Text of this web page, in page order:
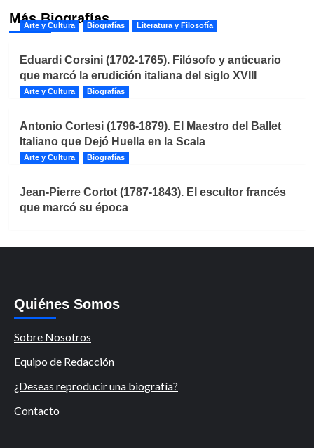
Más Biografías
Arte y Cultura Biografías Literatura y Filosofía
Eduardi Corsini (1702-1765). Filósofo y anticuario
que marcó la erudición italiana del siglo XVIII
Arte y Cultura Biografías
Antonio Cortesi (1796-1879). El Maestro del Ballet
Italiano que Dejó Huella en la Scala
Arte y Cultura Biografías
Jean-Pierre Cortot (1787-1843). El escultor francés
que marcó su época
Quiénes Somos
Sobre Nosotros
Equipo de Redacción
¿Deseas reproducir una biografía?
Contacto